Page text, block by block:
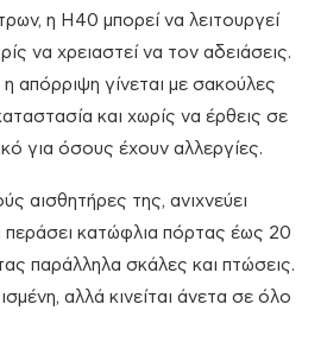
η H40 μπορεί να λειτουργεί
να χρειαστεί να τον αδειάσεις.
απόρριψη γίνεται με σακούλες
και χωρίς να έρθεις σε
για όσους έχουν αλλεργίες.
αισθητήρες της, ανιχνεύει
περάσει κατώφλια πόρτας έως 20
παράλληλα σκάλες και πτώσεις.
αλλά κινείται άνετα σε όλο